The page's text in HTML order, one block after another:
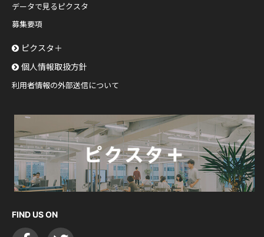
データで見るピクスタ
募集要項
ピクスタ＋
個人情報取扱方針
利用者情報の外部送信について
FIND US ON